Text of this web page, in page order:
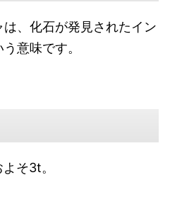
、化石が発見されたイン
意味です。
そ3t。